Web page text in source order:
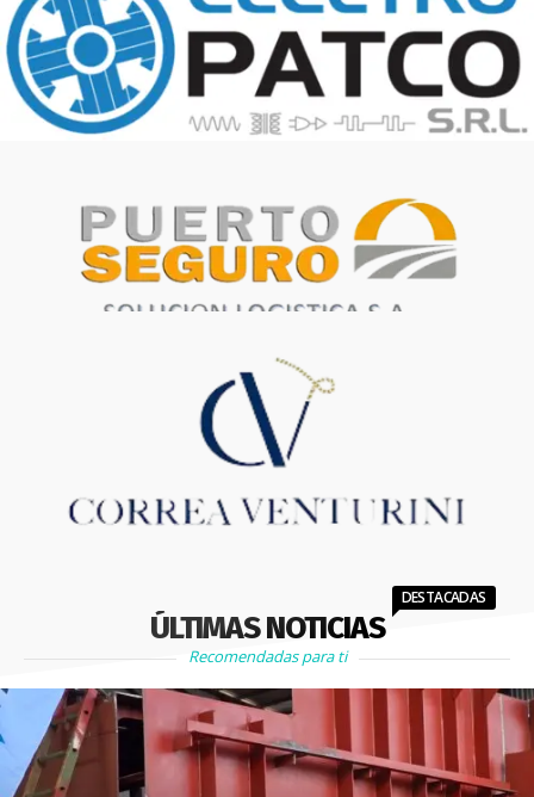
ÚLTIMAS NOTICIAS
DESTACADAS
Recomendadas para ti